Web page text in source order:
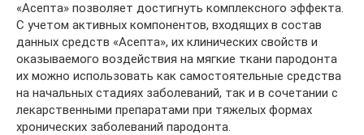
«Асепта» позволяет достигнуть комплексного эффекта.
С учетом активных компонентов, входящих в состав
данных средств «Асепта», их клинических свойств и
оказываемого воздействия на мягкие ткани пародонта
их можно использовать как самостоятельные средства
на начальных стадиях заболеваний, так и в сочетании с
лекарственными препаратами при тяжелых формах
хронических заболеваний пародонта.